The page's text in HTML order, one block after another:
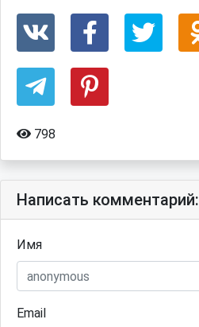
798
Написать комментарий:
Имя
Email